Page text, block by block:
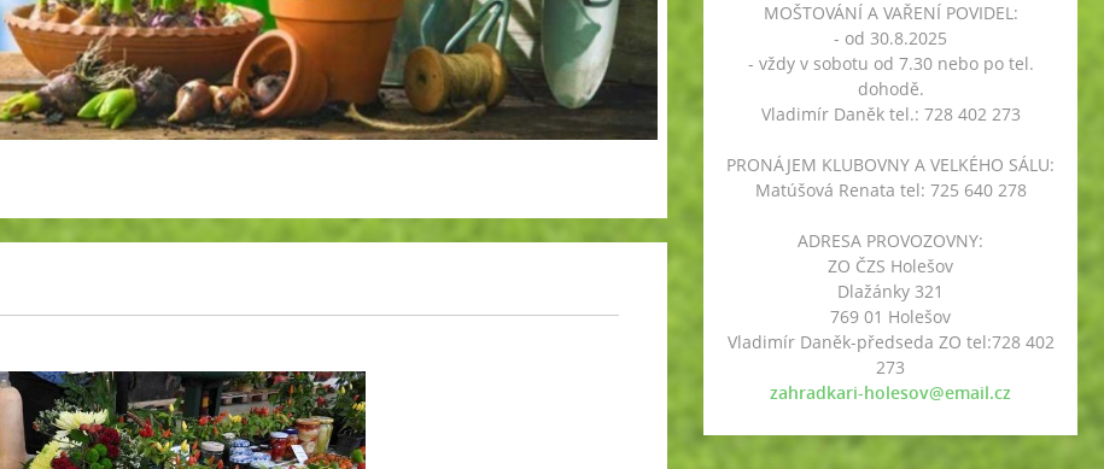
MOŠTOVÁNÍ A VAŘENÍ POVIDEL:
- od 30.8.2025
- vždy v sobotu od 7.30 nebo po tel.
dohodě.
Vladimír Daněk tel.: 728 402 273
PRONÁJEM KLUBOVNY A VELKÉHO SÁLU:
Matúšová Renata tel: 725 640 278
ADRESA PROVOZOVNY:
ZO ČZS Holešov
Dlažánky 321
769 01 Holešov
Vladimír Daněk-předseda ZO tel:728 402
273
zahradkari-holesov@email.cz